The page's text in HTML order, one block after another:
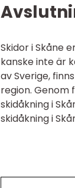
Skidor i Skåne
kanske inte är
av Sverige,
region.
skidåkning i
skidåkning i